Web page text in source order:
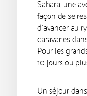
Sahara, une
façon de se
d’avancer au
caravanes
Pour les
10 jours ou
Un séjour